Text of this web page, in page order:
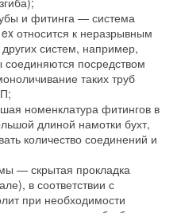
и фитинга — система
относится к неразрывным
систем, например,
посредством
таких труб
номенклатура фитингов в
длиной намотки бухт,
количество соединений и
— скрытая прокладка
в соответствии с
при необходимости
[мм]
упоров для
и
упоров для